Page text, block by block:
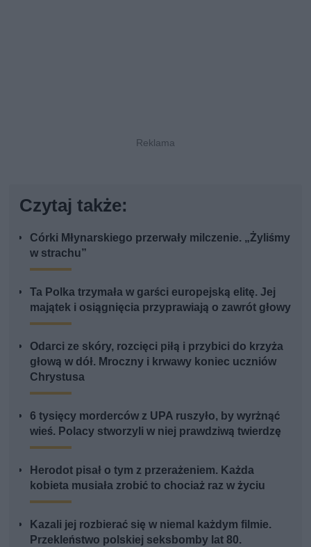
Czytaj także:
Córki Młynarskiego przerwały milczenie. „Żyliśmy
w strachu”
Ta Polka trzymała w garści europejską elitę. Jej
majątek i osiągnięcia przyprawiają o zawrót głowy
Odarci ze skóry, rozcięci piłą i przybici do krzyża
głową w dół. Mroczny i krwawy koniec uczniów
Chrystusa
6 tysięcy morderców z UPA ruszyło, by wyrżnąć
wieś. Polacy stworzyli w niej prawdziwą twierdzę
Herodot pisał o tym z przerażeniem. Każda
kobieta musiała zrobić to chociaż raz w życiu
Kazali jej rozbierać się w niemal każdym filmie.
Przekleństwo polskiej seksbomby lat 80.